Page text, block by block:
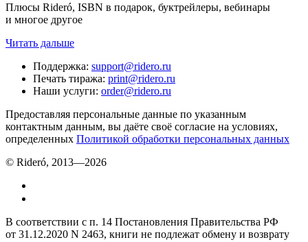
Плюсы Rideró, ISBN в подарок, буктрейлеры, вебинары
и многое другое
Читать дальше
Поддержка: support@ridero.ru
Печать тиража: print@ridero.ru
Наши услуги: order@ridero.ru
Предоставляя персональные данные по указанным
контактным данным, вы даёте своё согласие на условиях,
определенных Политикой обработки персональных данных
© Rideró, 2013—2026
В соответствии с п. 14 Постановления Правительства РФ
от 31.12.2020 N 2463, книги не подлежат обмену и возврату